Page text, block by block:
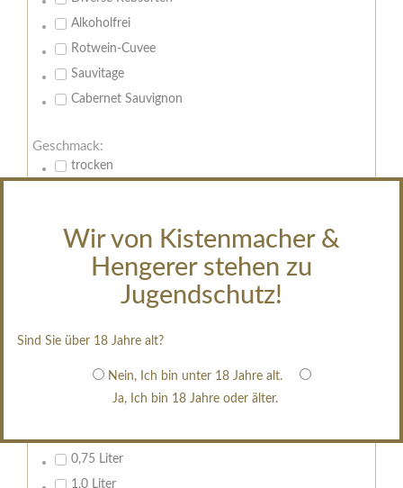
Wir von Kistenmacher &
Hengerer stehen zu
Jugendschutz!
Sind Sie über 18 Jahre alt?
Nein, Ich bin unter 18 Jahre alt.
Ja, Ich bin 18 Jahre oder älter.
Alkoholfrei
Rotwein-Cuvee
Sauvitage
Cabernet Sauvignon
Geschmack:
trocken
restsüß
edelsüß
im Holzfass gereift
erfrischend, nicht zu süß
0,75 Liter
1,0 Liter